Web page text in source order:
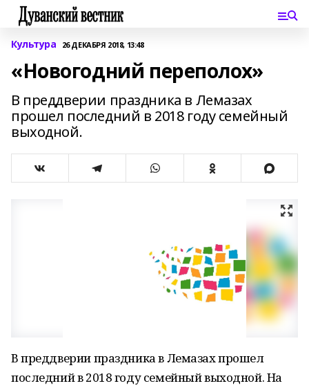
Культура 26 ДЕКАБРЯ 2018, 13:48
«Новогодний переполох»
В преддверии праздника в Лемазах
прошел последний в 2018 году семейный
выходной.
В преддверии праздника в Лемазах прошел
последний в 2018 году семейный выходной. На